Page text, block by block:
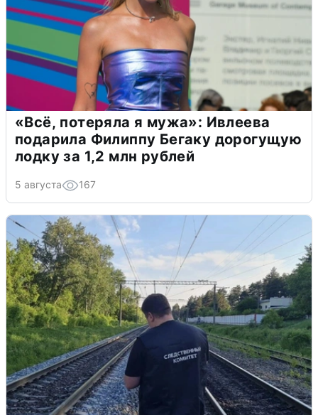
«Всё, потеряла я мужа»: Ивлеева
подарила Филиппу Бегаку дорогущую
лодку за 1,2 млн рублей
5 августа 167